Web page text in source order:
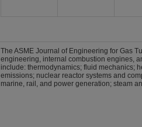
The ASME Journal of Engineering for Gas
engineering, internal combustion engines,
include: thermodynamics; fluid mechanics;
emissions; nuclear reactor systems and
marine, rail, and power generation; steam